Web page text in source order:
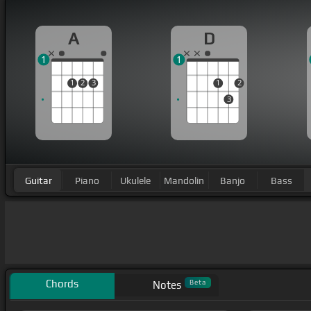
A
1 2 3
1
D
1
3
2
1
Guitar Piano Ukulele Mandolin Banjo Bass
Chords Notes Beta